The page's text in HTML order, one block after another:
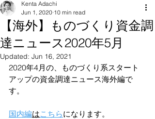
【海外】ものづくり資金調
達ニュース2020年5月
Kenta Adachi
Jun 1, 2020 10 min read
Updated: Jun 16, 2021
2020年4月の、ものづくり系スタート
アップの資金調達ニュース海外編で
す。
国内編はこちらになります。